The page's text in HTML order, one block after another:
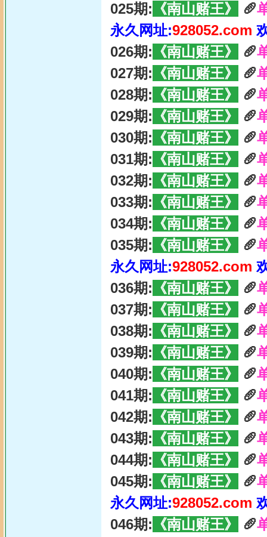
025期: 《南山赌王》 🥖
永久网址:928052.com
026期: 《南山赌王》 🥖
027期: 《南山赌王》 🥖
028期: 《南山赌王》 🥖
029期: 《南山赌王》 🥖
030期: 《南山赌王》 🥖
031期: 《南山赌王》 🥖
032期: 《南山赌王》 🥖
033期: 《南山赌王》 🥖
034期: 《南山赌王》 🥖
035期: 《南山赌王》 🥖
永久网址:928052.com
036期: 《南山赌王》 🥖
037期: 《南山赌王》 🥖
038期: 《南山赌王》 🥖
039期: 《南山赌王》 🥖
040期: 《南山赌王》 🥖
041期: 《南山赌王》 🥖
042期: 《南山赌王》 🥖
043期: 《南山赌王》 🥖
044期: 《南山赌王》 🥖
045期: 《南山赌王》 🥖
永久网址:928052.com
046期: 《南山赌王》 🥖